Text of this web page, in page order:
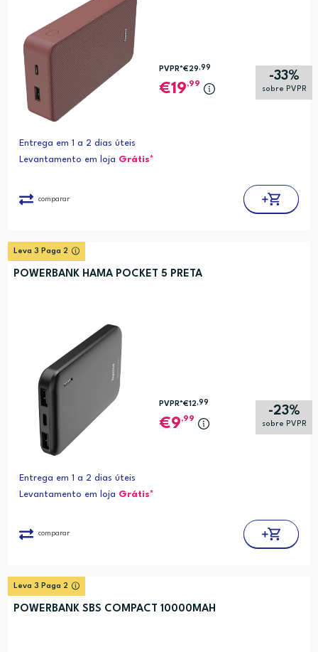
-33%
sobre PVPR
PVPR*€29,99
19,99
Entrega em 1 a 2 dias úteis
Levantamento em loja Grátis*
comparar
Leva 3 Paga 2
POWERBANK HAMA POCKET 5 PRETA
-23%
sobre PVPR
PVPR*€12,99
9,99
Entrega em 1 a 2 dias úteis
Levantamento em loja Grátis*
comparar
Leva 3 Paga 2
POWERBANK SBS COMPACT 10000MAH